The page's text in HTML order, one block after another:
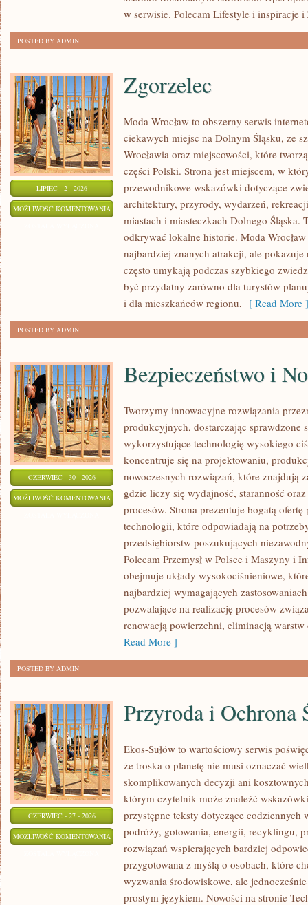
w serwisie. Polecam Lifestyle i inspiracje i
POSTED BY ADMIN
LIPIEC - 2 - 2026
MOŻLIWOŚĆ KOMENTOWANIA ZGORZELEC
Zgorzelec
Moda Wrocław to obszerny serwis
ciekawych miejsc na Dolnym Śląsku, ze
Wrocławia oraz miejscowości, które
części Polski. Strona jest miejscem, w
przewodnikowe wskazówki dotyczące
architektury, przyrody, wydarzeń,
miastach i miasteczkach Dolnego Śląska.
odkrywać lokalne historie. Moda
najbardziej znanych atrakcji, ale
często umykają podczas szybkiego
być przydatny zarówno dla turystów
i dla mieszkańców regionu, [ Read More ]
POSTED BY ADMIN
CZERWIEC - 30 - 2026
MOŻLIWOŚĆ KOMENTOWANIA BEZPIECZEŃSTWO
NORMY
Bezpieczeństwo i
Tworzymy innowacyjne rozwiązania
produkcyjnych, dostarczając sprawdzone
wykorzystujące technologię wysokiego
koncentruje się na projektowaniu,
nowoczesnych rozwiązań, które znajdują
gdzie liczy się wydajność, staranność
procesów. Strona prezentuje bogatą ofertę
technologii, które odpowiadają na
przedsiębiorstw poszukujących
Polecam Przemysł w Polsce i Maszyny i
obejmuje układy wysokociśnieniowe,
najbardziej wymagających
pozwalające na realizację procesów
renowacją powierzchni, eliminacją
Read More ]
POSTED BY ADMIN
CZERWIEC - 27 - 2026
MOŻLIWOŚĆ KOMENTOWANIA PRZYRODA
OCHRONA
ŚRODOWISKA
Przyroda i Ochrona
Ekos-Sułów to wartościowy serwis
że troska o planetę nie musi oznaczać
skomplikowanych decyzji ani
którym czytelnik może znaleźć
przystępne teksty dotyczące
podróży, gotowania, energii, recyklingu,
rozwiązań wspierających bardziej
przygotowana z myślą o osobach, które
wyzwania środowiskowe, ale
prostym językiem. Nowości na stronie